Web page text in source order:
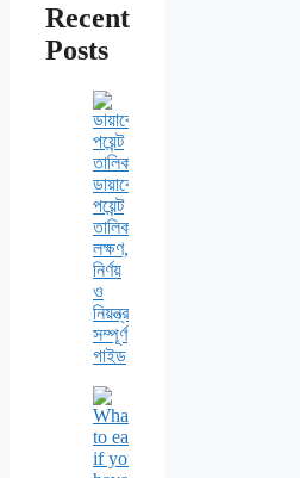
Recent
Posts
ডায়াবেটিস
পয়েন্ট
তালিকা:
লক্ষণ,
নির্ণয়
ও
নিয়ন্ত্রণের
সম্পূর্ণ
গাইড